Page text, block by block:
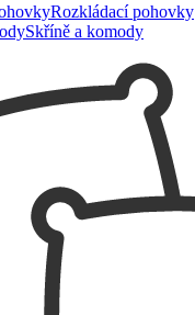
Rozkládací pohovky
Skříně a komody